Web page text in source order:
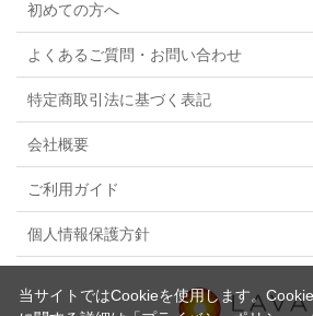
初めての方へ
よくあるご質問・お問い合わせ
特定商取引法に基づく表記
会社概要
ご利用ガイド
個人情報保護方針
当サイトではCookieを使用します。